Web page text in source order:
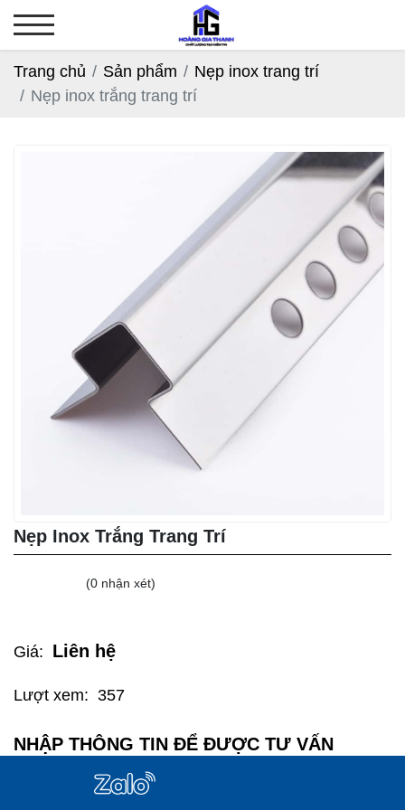
Trang chủ Sản phẩm
Nẹp inox trang trí
Nẹp inox trắng trang trí
Nẹp Inox Trắng Trang Trí
(0 nhận xét)
Giá: Liên hệ
Lượt xem: 357
NHẬP THÔNG TIN ĐỂ ĐƯỢC TƯ VẤN